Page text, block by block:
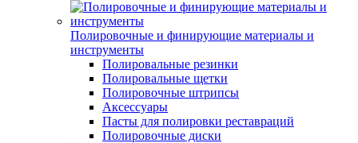
Полировочные и финирующие материалы и
инструменты
Полировальные резинки
Полировальные щетки
Полировочные штрипсы
Аксессуары
Пасты для полировки реставраций
Полировочные диски